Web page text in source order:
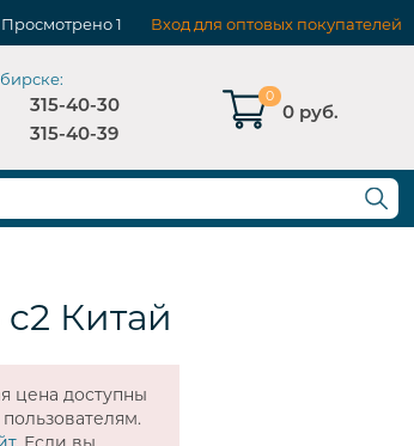
Просмотрено1 Вход для оптовых покупателей
0
0 руб.
315-40-30
315-40-39
c2 Китай
цена доступны